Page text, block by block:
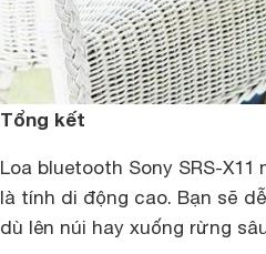
Tổng kết
Loa bluetooth Sony SRS-
là tính di động cao. Bạn sẽ
dù lên núi hay xuống rừng